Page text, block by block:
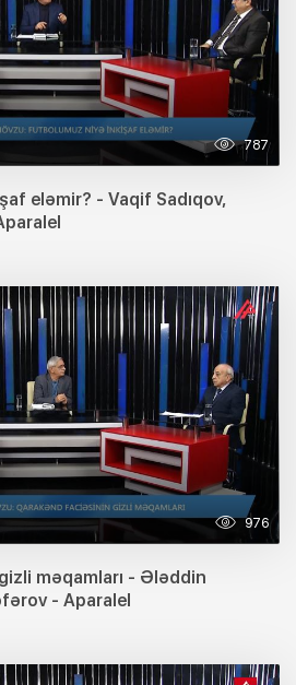
787
eləmir? - Vaqif Sadıqov,
976
məqamları - Ələddin
- Aparalel